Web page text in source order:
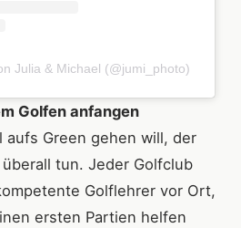
Julia & Michael (@jumi_photo)
Golfen anfangen
aufs Green gehen will, der
tun. Jeder Golfclub
Golflehrer vor Ort,
ersten Partien helfen